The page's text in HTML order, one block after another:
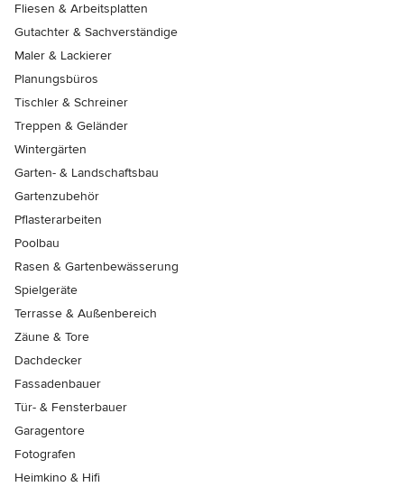
Fliesen & Arbeitsplatten
Gutachter & Sachverständige
Maler & Lackierer
Planungsbüros
Tischler & Schreiner
Treppen & Geländer
Wintergärten
Garten- & Landschaftsbau
Gartenzubehör
Pflasterarbeiten
Poolbau
Rasen & Gartenbewässerung
Spielgeräte
Terrasse & Außenbereich
Zäune & Tore
Dachdecker
Fassadenbauer
Tür- & Fensterbauer
Garagentore
Fotografen
Heimkino & Hifi